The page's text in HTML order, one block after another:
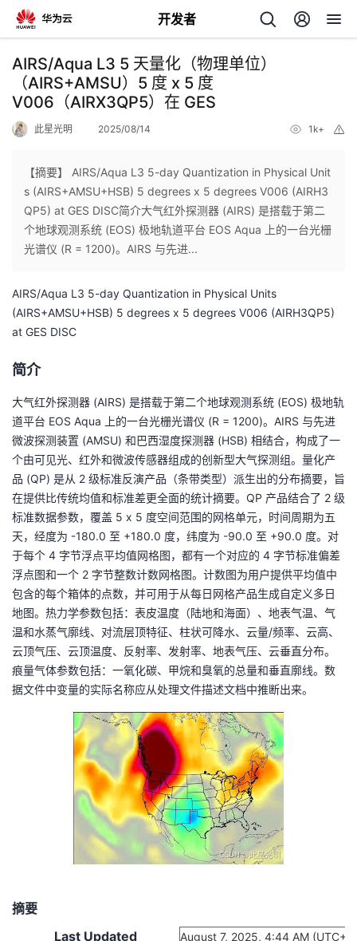
开发者
返
回
个
人
页
我
开
我
的
博
客
我
的
论
坛
我
的
圈
子
我
的
直
播
我
的
活
动
我
的
关
我
的
我
Programs
AIRS/Aqua L3 5 天量化（物理单位）
（AIRS+AMSU）5 度 x 5 度
V006（AIRX3QP5）在 GES
此星光明 2025/08/14 1k+
【摘要】 AIRS/Aqua L3 5-day Quantization in Physical Unit
s (AIRS+AMSU+HSB) 5 degrees x 5 degrees V006 (AIRH3
QP5) at GES DISC简介大气红外探测器 (AIRS) 是搭载于第二
个地球观测系统 (EOS) 极地轨道平台 EOS Aqua 上的一台光栅
光谱仪 (R = 1200)。AIRS 与先进...
AIRS/Aqua L3 5-day Quantization in Physical Units
(AIRS+AMSU+HSB) 5 degrees x 5 degrees V006 (AIRH3QP5)
at GES DISC
简介
大气红外探测器 (AIRS) 是搭载于第二个地球观测系统 (EOS) 极地轨
道平台 EOS Aqua 上的一台光栅光谱仪 (R = 1200)。AIRS 与先进
微波探测装置 (AMSU) 和巴西湿度探测器 (HSB) 相结合，构成了一
个由可见光、红外和微波传感器组成的创新型大气探测组。量化产
品 (QP) 是从 2 级标准反演产品（条带类型）派生出的分布摘要，旨
在提供比传统均值和标准差更全面的统计摘要。QP 产品结合了 2 级
标准数据参数，覆盖 5 x 5 度空间范围的网格单元，时间周期为五
天，经度为 -180.0 至 +180.0 度，纬度为 -90.0 至 +90.0 度。对
于每个 4 字节浮点平均值网格图，都有一个对应的 4 字节标准偏差
浮点图和一个 2 字节整数计数网格图。计数图为用户提供平均值中
包含的每个箱体的点数，并可用于从每日网格产品生成自定义多日
地图。热力学参数包括：表皮温度（陆地和海面）、地表气温、气
温和水蒸气廓线、对流层顶特征、柱状可降水、云量/频率、云高、
云顶气压、云顶温度、反射率、发射率、地表气压、云垂直分布。
痕量气体参数包括：一氧化碳、甲烷和臭氧的总量和垂直廓线。数
据文件中变量的实际名称应从处理文件描述文档中推断出来。
摘要
Last Updated
August 7, 2025, 4:44 AM